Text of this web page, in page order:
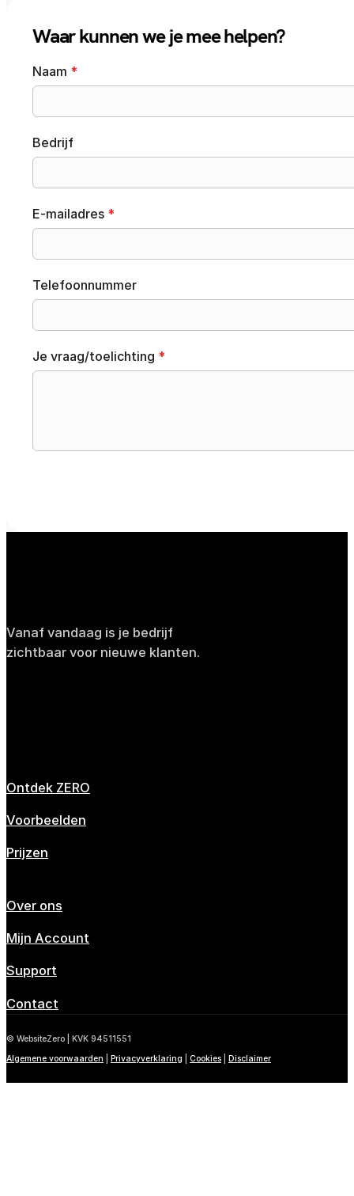
Waar kunnen we je mee helpen?
Naam *
Bedrijf
E-mailadres *
Telefoonnummer
Je vraag/toelichting *
Vanaf vandaag is je bedrijf
zichtbaar voor nieuwe klanten.
Ontdek ZERO
Voorbeelden
Prijzen
Over ons
Mijn Account
Support
Contact
© WebsiteZero | KVK 94511551
Algemene voorwaarden Privacyverklaring Cookies Disclaimer